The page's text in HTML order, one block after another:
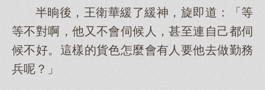
半晌後，王衛華緩了緩神，旋即道：「等
等不對啊，他又不會伺候人，甚至連自己都伺
候不好。這樣的貨色怎麼會有人要他去做勤務
兵呢？」